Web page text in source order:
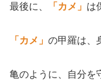
最後に、 「カメ」 は
「カメ」 の甲羅は、
亀のように、自分を